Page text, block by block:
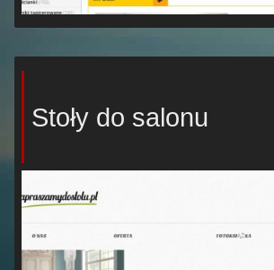
Stoły do salonu